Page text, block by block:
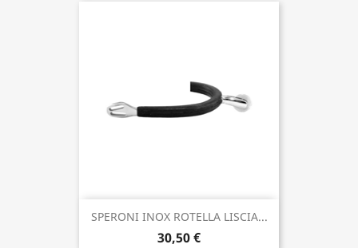
SPERONI INOX ROTELLA LISCIA...
30,50 €